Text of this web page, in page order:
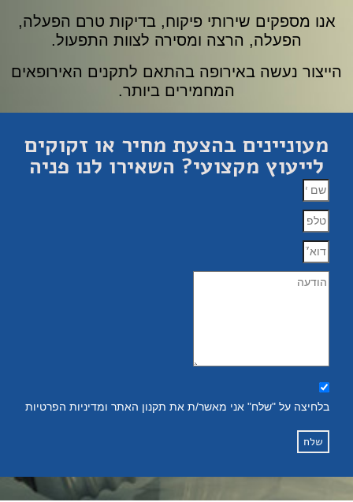
אנו מספקים שירותי פיקוח, בדיקות טרם הפעלה,
הפעלה, הרצה ומסירה לצוות התפעול.
הייצור נעשה באירופה בהתאם לתקנים האירופאים
המחמירים ביותר.
מעוניינים בהצעת מחיר או זקוקים
לייעוץ מקצועי? השאירו לנו פניה
בלחיצה על "שלח" אני מאשר/ת את תקנון האתר ומדיניות הפרטיות
שלח